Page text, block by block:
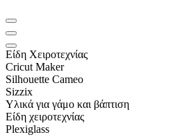
Είδη Xειροτεχνίας
Cricut Maker
Silhouette Cameo
Sizzix
Υλικά για γάμο και βάπτιση
Είδη χειροτεχνίας
Plexiglass